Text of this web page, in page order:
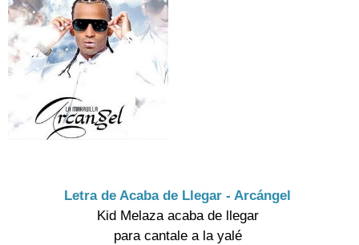
Letra de Acaba de Llegar - Arcángel
Kid Melaza acaba de llegar
para cantale a la yalé